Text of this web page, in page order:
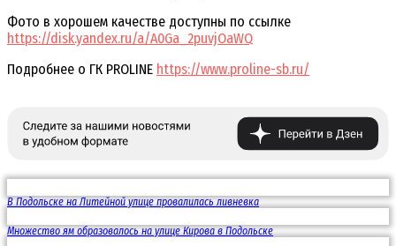
Фото в хорошем качестве доступны по ссылке
https://disk.yandex.ru/a/A0Ga_2puvjOaWQ
Подробнее о ГК PROLINE https://www.proline-sb.ru/
В Подольске на Литейной улице провалилась ливневка
Множество ям образовалось на улице Кирова в Подольске